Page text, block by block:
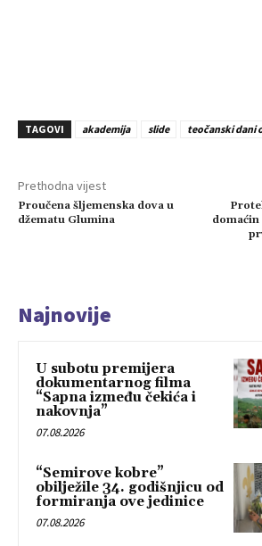
TAGOVI akademija slide teočanski dani
Prethodna vijest
Proučena šljemenska dova u
džematu Glumina
Najnovije
U subotu premijera
dokumentarnog filma
“Sapna između čekića i
nakovnja”
07.08.2026
“Semirove kobre”
obilježile 34. godišnjicu od
formiranja ove jedinice
07.08.2026